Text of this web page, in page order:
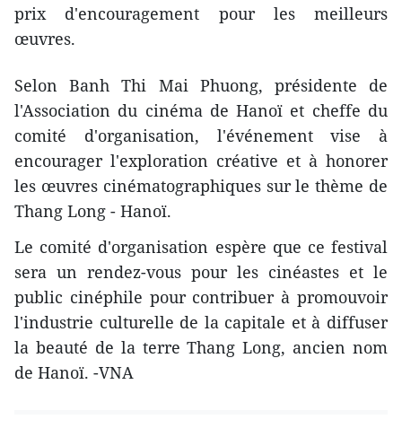
prix d'encouragement pour les meilleurs
œuvres.
Selon Banh Thi Mai Phuong, présidente de
l'Association du cinéma de Hanoï et cheffe du
comité d'organisation, l'événement vise à
encourager l'exploration créative et à honorer
les œuvres cinématographiques sur le thème de
Thang Long - Hanoï.
Le comité d'organisation espère que ce festival
sera un rendez-vous pour les cinéastes et le
public cinéphile pour contribuer à promouvoir
l'industrie culturelle de la capitale et à diffuser
la beauté de la terre Thang Long, ancien nom
de Hanoï. -VNA